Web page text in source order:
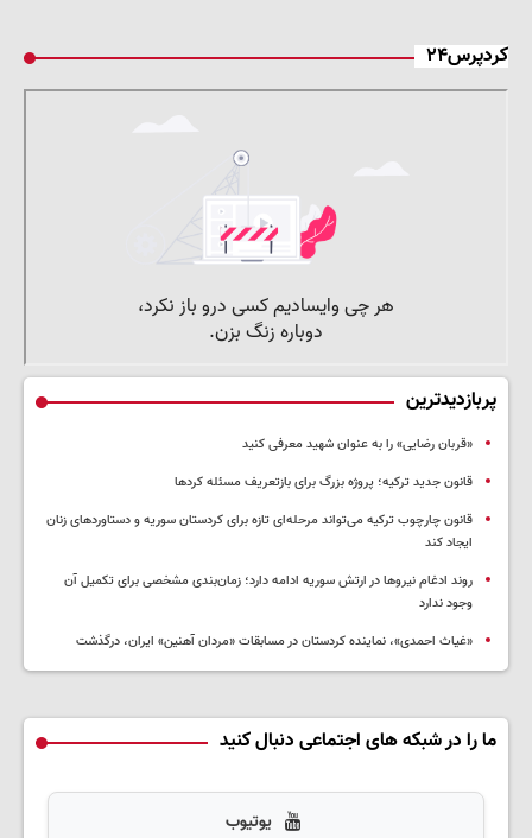
کردپرس۲۴
پربازدیدترین
«قربان رضایی» را به عنوان شهید معرفی کنید
قانون جدید ترکیه؛ پروژه بزرگ‌ برای بازتعریف مسئله کردها
قانون چارچوب ترکیه می‌تواند مرحله‌ای تازه برای کردستان سوریه و دستاوردهای زنان
ایجاد کند
روند ادغام نیروها در ارتش سوریه ادامه دارد؛ زمان‌بندی مشخصی برای تکمیل آن
وجود ندارد
«غیاث احمدی»، نماینده کردستان در مسابقات «مردان آهنین» ایران، درگذشت
ما را در شبکه های اجتماعی دنبال کنید
یوتیوب